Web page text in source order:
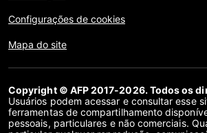
Configurações de cookies
Mapa do site
Copyright © AFP 2017-2026. Todos os
Usuários podem acessar e consultar esse
ferramentas de compartilhamento
pessoais, particulares e não comerciais.